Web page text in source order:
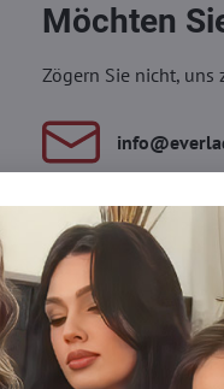
Möchten
Zögern Sie nicht,
0
Alltag zur Arbeit. Die